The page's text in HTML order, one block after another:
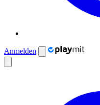
Anmelden